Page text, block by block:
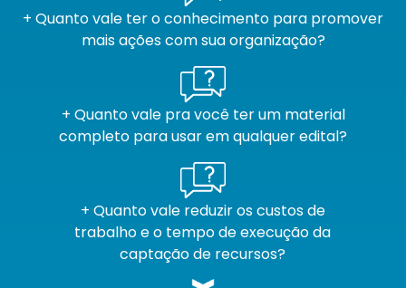
+ Quanto vale ter o conhecimento para promover
mais ações com sua organização?
+ Quanto vale pra você ter um material
completo para usar em qualquer edital?
+ Quanto vale reduzir os custos de
trabalho e o tempo de execução da
captação de recursos?